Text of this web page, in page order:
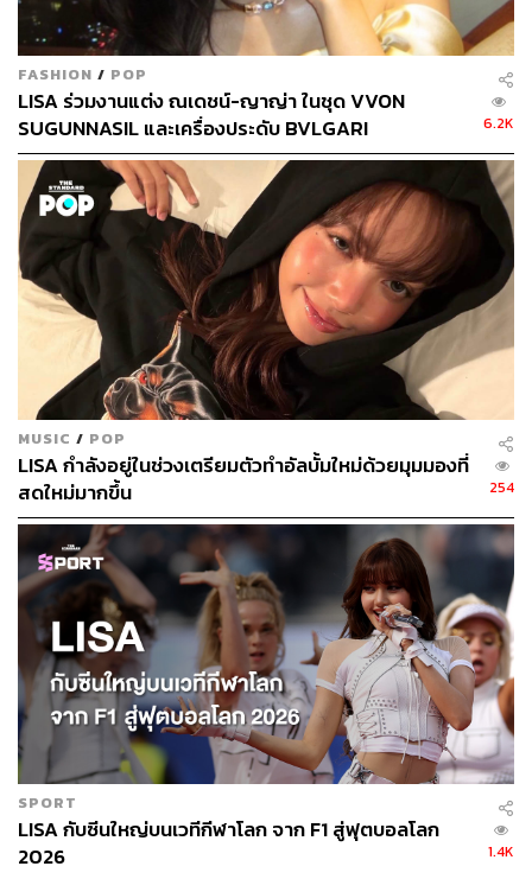
FASHION / POP
LISA ร่วมงานแต่ง ณเดชน์-ญาญ่า ในชุด VVON
SUGUNNASIL และเครื่องประดับ BVLGARI
6.2K
MUSIC / POP
LISA กำลังอยู่ในช่วงเตรียมตัวทำอัลบั้มใหม่ด้วยมุมมองที่
สดใหม่มากขึ้น
254
SPORT
LISA กับซีนใหญ่บนเวทีกีฬาโลก จาก F1 สู่ฟุตบอลโลก
2026
1.4K